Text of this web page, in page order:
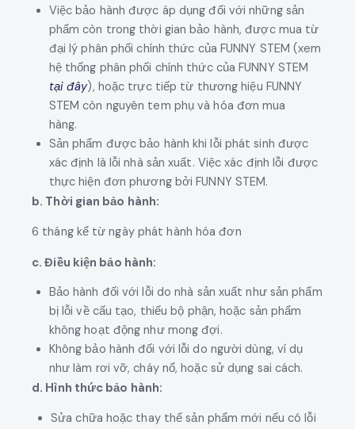
Việc bảo hành được áp dụng đối với những sản
phẩm còn trong thời gian bảo hành, được mua từ
đại lý phân phối chính thức của FUNNY STEM (xem
hệ thống phân phối chính thức của FUNNY STEM
tại đây), hoặc trực tiếp từ thương hiệu FUNNY
STEM còn nguyên tem phụ và hóa đơn mua
hàng.
Sản phẩm được bảo hành khi lỗi phát sinh được
xác định là lỗi nhà sản xuất. Việc xác định lỗi được
thực hiện đơn phương bởi FUNNY STEM.
b. Thời gian bảo hành:
6 tháng kể từ ngày phát hành hóa đơn
c. Điều kiện bảo hành:
Bảo hành đối với lỗi do nhà sản xuất như sản phẩm
bị lỗi về cấu tạo, thiếu bộ phận, hoặc sản phẩm
không hoạt động như mong đợi.
Không bảo hành đối với lỗi do người dùng, ví dụ
như làm rơi vỡ, cháy nổ, hoặc sử dụng sai cách.
d. Hình thức bảo hành:
Sửa chữa hoặc thay thế sản phẩm mới nếu có lỗi